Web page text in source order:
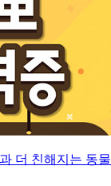
더 친해지는 동